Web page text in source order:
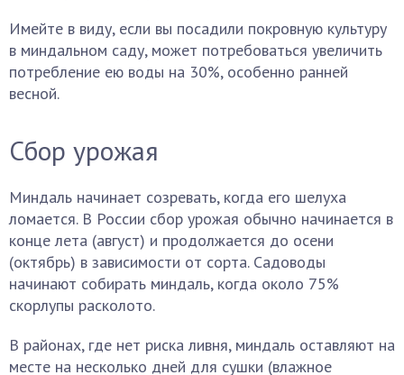
Имейте в виду, если вы посадили покровную культуру
в миндальном саду, может потребоваться увеличить
потребление ею воды на 30%, особенно ранней
весной.
Сбор урожая
Миндаль начинает созревать, когда его шелуха
ломается. В России сбор урожая обычно начинается в
конце лета (август) и продолжается до осени
(октябрь) в зависимости от сорта. Садоводы
начинают собирать миндаль, когда около 75%
скорлупы расколото.
В районах, где нет риска ливня, миндаль оставляют на
месте на несколько дней для сушки (влажное